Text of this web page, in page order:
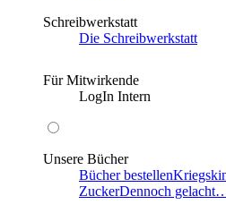
Schreibwerkstatt
Die Schreibwerkstatt
Für Mitwirkende
LogIn Intern
Unsere Bücher
Bücher bestellen
ZuckerDennoch